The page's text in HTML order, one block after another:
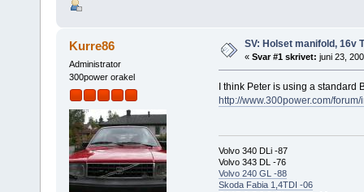
Kurre86
Administrator
300power orakel
SV: Holset manifold, 16v
« Svar #1 skrivet: juni 23,
I think Peter is using a standard
http://www.300power.com/
Volvo 340 DLi -87
Volvo 343 DL -76
Volvo 240 GL -88
Skoda Fabia 1,4TDI -06